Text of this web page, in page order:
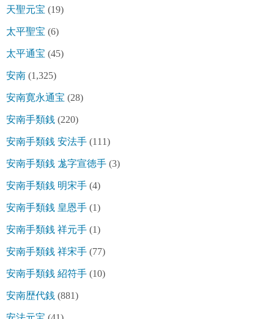
天聖元宝 (19)
太平聖宝 (6)
太平通宝 (45)
安南 (1,325)
安南寛永通宝 (28)
安南手類銭 (220)
安南手類銭 安法手 (111)
安南手類銭 尨字宣徳手 (3)
安南手類銭 明宋手 (4)
安南手類銭 皇恩手 (1)
安南手類銭 祥元手 (1)
安南手類銭 祥宋手 (77)
安南手類銭 紹符手 (10)
安南歴代銭 (881)